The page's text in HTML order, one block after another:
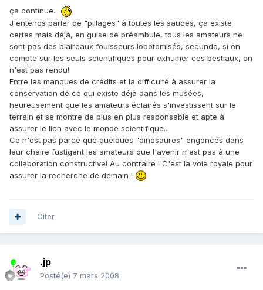
ça continue...
J'entends parler de "pillages" à toutes les sauces, ça existe
certes mais déjà, en guise de préambule, tous les amateurs ne
sont pas des blaireaux fouisseurs lobotomisés, secundo, si on
compte sur les seuls scientifiques pour exhumer ces bestiaux, on
n'est pas rendu!
Entre les manques de crédits et la difficulté à assurer la
conservation de ce qui existe déjà dans les musées,
heureusement que les amateurs éclairés s'investissent sur le
terrain et se montre de plus en plus responsable et apte à
assurer le lien avec le monde scientifique...
Ce n'est pas parce que quelques "dinosaures" engoncés dans
leur chaire fustigent les amateurs que l'avenir n'est pas à une
collaboration constructive! Au contraire ! C'est la voie royale pour
assurer la recherche de demain !
Citer
.jp
Posté(e) 7 mars 2008